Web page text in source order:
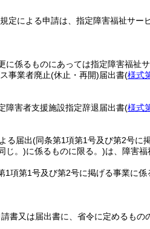
定による申請は、指定障害福祉サー
に係るものにあっては指定障害福祉
事業者廃止(休止・再開)届出書(様式
障害者支援施設指定辞退届出書(様式
る届出(同条第1項第1号及び第2号に
じ。)に係るものに限る。)は、障害
1項第1号及び第2号に掲げる事業に係
書又は届出書に、省令に定めるもの